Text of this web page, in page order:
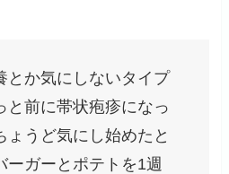
とか気にしないタイプ
と前に帯状疱疹になっ
ょうど気にし始めたと
ーガーとポテトを1週